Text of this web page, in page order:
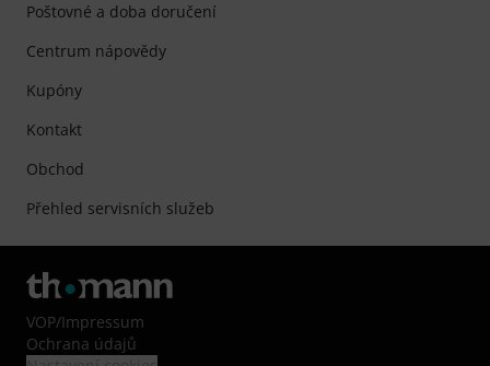
Poštovné a doba doručení
Centrum nápovědy
Kupóny
Kontakt
Obchod
Přehled servisních služeb
VOP/Impressum
Ochrana údajů